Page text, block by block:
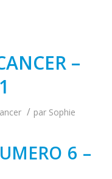
–
/ par Sophie
6 –